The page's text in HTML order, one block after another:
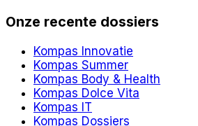
Onze recente dossiers
Kompas Innovatie
Kompas Summer
Kompas Body & Health
Kompas Dolce Vita
Kompas IT
Kompas Dossiers